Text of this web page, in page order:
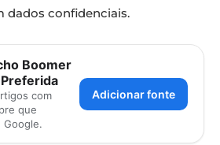
dados confidenciais.
Boomer
com
que
Google.
Adicionar fonte